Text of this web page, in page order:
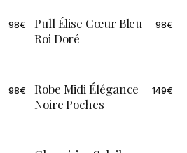
98€
Pull Élise Cœur Bleu
Roi Doré
98€
98€
Robe Midi Élégance
Noire Poches
149€